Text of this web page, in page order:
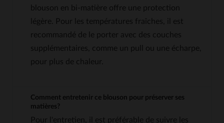
blouson en bi-matière offre une protection
légère. Pour les températures fraîches, il est
recommandé de le porter avec des couches
supplémentaires, comme un pull ou une écharpe,
pour plus de chaleur.
Comment entretenir ce blouson pour préserver ses
matières?
Pour l'entretien, il est préférable de suivre les